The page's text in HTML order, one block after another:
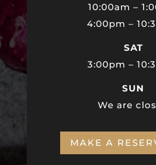
10:00am –
4:00pm –
SAT
3:00pm –
SUN
We are
MAKE A